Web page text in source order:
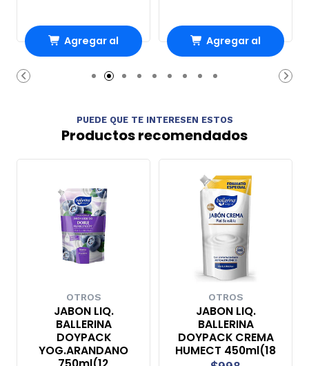
Agregar al
Carro
Agregar al
Carro
PUEDE QUE TE INTERESEN ESTOS
Productos recomendados
OTROS
JABON LIQ.
BALLERINA
DOYPACK
YOG.ARANDANO
OTROS
JABON LIQ.
BALLERINA
DOYPACK CREMA
HUMECT 450ml(18